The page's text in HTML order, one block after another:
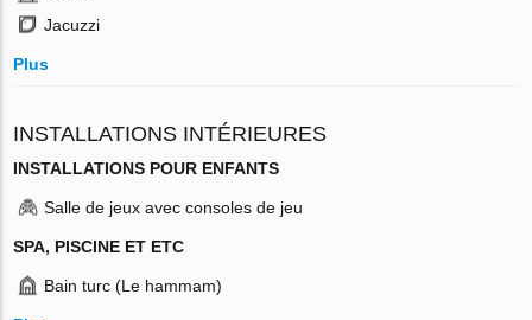
Jacuzzi
Plus
INSTALLATIONS INTÉRIEURES
INSTALLATIONS POUR ENFANTS
Salle de jeux avec consoles de jeu
SPA, PISCINE ET ETC
Bain turc (Le hammam)